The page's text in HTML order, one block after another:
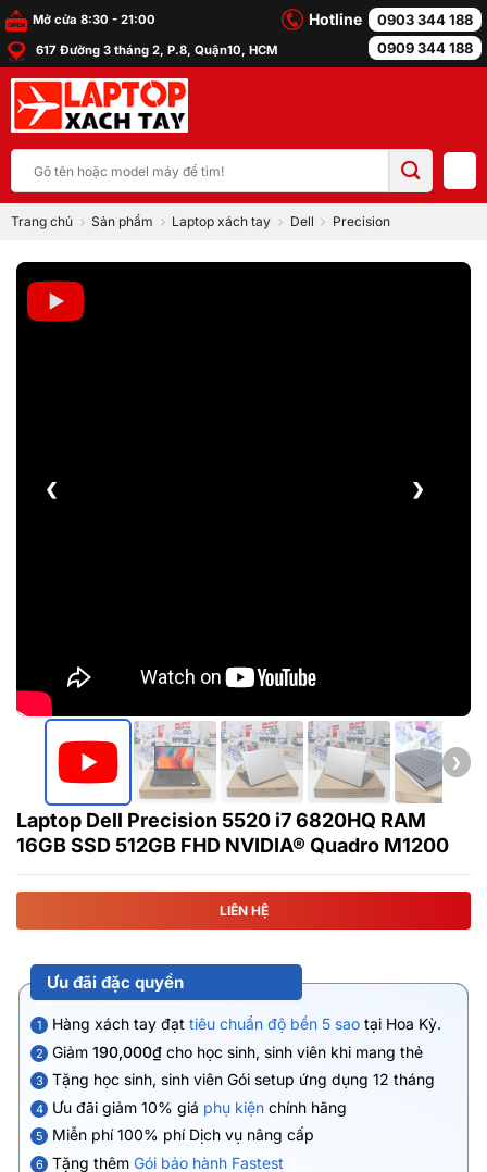
Bỏ
qua
nội
dung
Mở cửa 8:30 - 21:00
617 Đường 3 tháng 2, P.8, Quận10, HCM
Hotline
0903 344 188
0909 344 188
kiếm:
Trang chủ Sản phẩm Laptop xách tay Dell Precision
❮ ❯
❯
Laptop Dell Precision 5520 i7 6820HQ RAM
16GB SSD 512GB FHD NVIDIA® Quadro M1200
LIÊN HỆ
Ưu đãi đặc quyền
1 Hàng xách tay đạt tiêu chuẩn độ bền 5 sao tại Hoa Kỳ.
2 Giảm 190,000₫ cho học sinh, sinh viên khi mang thẻ
3 Tặng học sinh, sinh viên Gói setup ứng dụng 12 tháng
4 Ưu đãi giảm 10% giá phụ kiện chính hãng
5 Miễn phí 100% phí Dịch vụ nâng cấp
6 Tặng thêm Gói bảo hành Fastest